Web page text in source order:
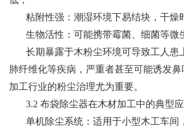
粘附性强：潮湿环境下易结块，干燥
生物活性：可能携带霉菌、细菌等微
长期暴露于木粉尘环境可导致工人患
肺纤维化等疾病，严重者甚至可能诱发
加工行业的粉尘治理尤为重要。
3.2 布袋除尘器在木材加工中的典型
单机除尘系统：适用于小型木工车间